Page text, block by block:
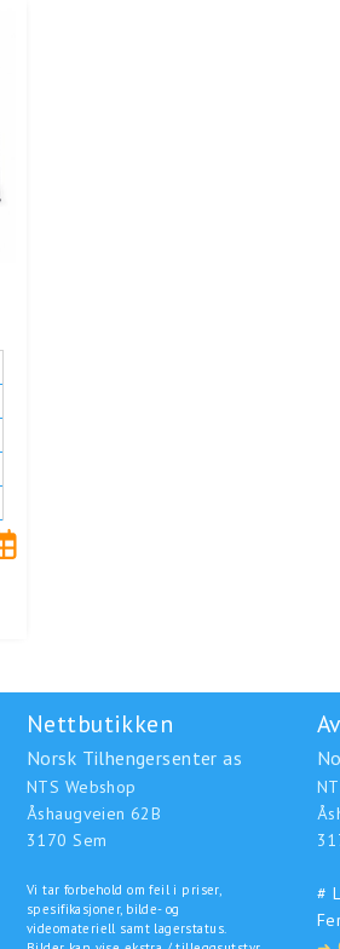
Nettbutikken
Norsk Tilhengersenter as
NTS Webshop
Åshaugveien 62B
3170 Sem
Vi tar forbehold om feil i priser,
spesifikasjoner, bilde- og
videomateriell samt lagerstatus.
#